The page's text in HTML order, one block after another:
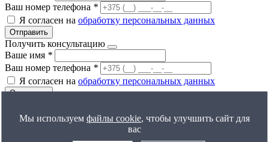
Ваш номер телефона *
Я согласен на обработку персональных данных
Отправить
Получить консультацию
Ваше имя *
Ваш номер телефона *
Я согласен на обработку персональных данных
Отправить
Мы используем файлы cookie, чтобы улучшить сайт для
вас